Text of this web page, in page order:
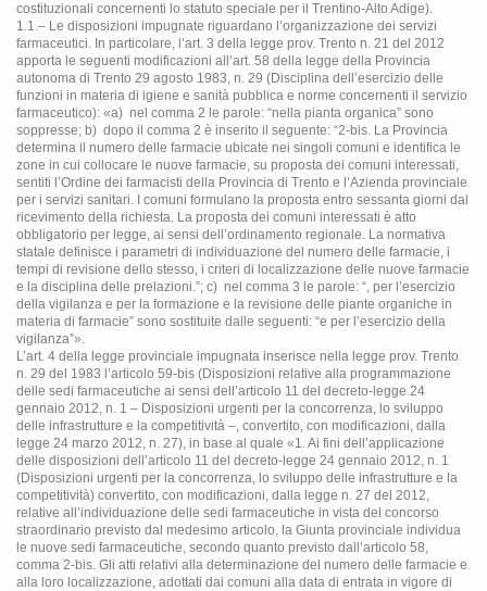
costituzionali concernenti lo statuto speciale per il Trentino-Alto Adige).
1.1.– Le disposizioni impugnate riguardano l’organizzazione dei servizi
farmaceutici. In particolare, l’art. 3 della legge prov. Trento n. 21 del 2012
apporta le seguenti modificazioni all’art. 58 della legge della Provincia
autonoma di Trento 29 agosto 1983, n. 29 (Disciplina dell’esercizio delle
funzioni in materia di igiene e sanità pubblica e norme concernenti il servizio
farmaceutico): «a) nel comma 2 le parole: “nella pianta organica” sono
soppresse; b) dopo il comma 2 è inserito il seguente: “2-bis. La Provincia
determina il numero delle farmacie ubicate nei singoli comuni e identifica le
zone in cui collocare le nuove farmacie, su proposta dei comuni interessati,
sentiti l’Ordine dei farmacisti della Provincia di Trento e l’Azienda provinciale
per i servizi sanitari. I comuni formulano la proposta entro sessanta giorni dal
ricevimento della richiesta. La proposta dei comuni interessati è atto
obbligatorio per legge, ai sensi dell’ordinamento regionale. La normativa
statale definisce i parametri di individuazione del numero delle farmacie, i
tempi di revisione dello stesso, i criteri di localizzazione delle nuove farmacie
e la disciplina delle prelazioni.”; c) nel comma 3 le parole: “, per l’esercizio
della vigilanza e per la formazione e la revisione delle piante organiche in
materia di farmacie” sono sostituite dalle seguenti: “e per l’esercizio della
vigilanza”».
L’art. 4 della legge provinciale impugnata inserisce nella legge prov. Trento
n. 29 del 1983 l’articolo 59-bis (Disposizioni relative alla programmazione
delle sedi farmaceutiche ai sensi dell’articolo 11 del decreto-legge 24
gennaio 2012, n. 1 – Disposizioni urgenti per la concorrenza, lo sviluppo
delle infrastrutture e la competitività –, convertito, con modificazioni, dalla
legge 24 marzo 2012, n. 27), in base al quale «1. Ai fini dell’applicazione
delle disposizioni dell’articolo 11 del decreto-legge 24 gennaio 2012, n. 1
(Disposizioni urgenti per la concorrenza, lo sviluppo delle infrastrutture e la
competitività) convertito, con modificazioni, dalla legge n. 27 del 2012,
relative all’individuazione delle sedi farmaceutiche in vista del concorso
straordinario previsto dal medesimo articolo, la Giunta provinciale individua
le nuove sedi farmaceutiche, secondo quanto previsto dall’articolo 58,
comma 2-bis. Gli atti relativi alla determinazione del numero delle farmacie e
alla loro localizzazione, adottati dai comuni alla data di entrata in vigore di